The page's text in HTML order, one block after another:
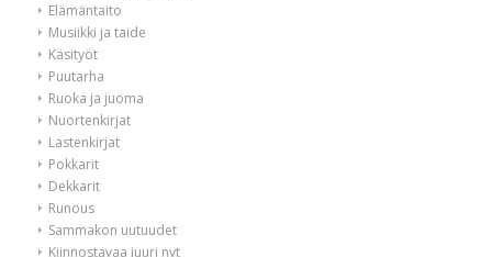
Elämäntaito
Musiikki ja taide
Käsityöt
Puutarha
Ruoka ja juoma
Nuortenkirjat
Lastenkirjat
Pokkarit
Dekkarit
Runous
Sammakon uutuudet
Kiinnostavaa juuri nyt